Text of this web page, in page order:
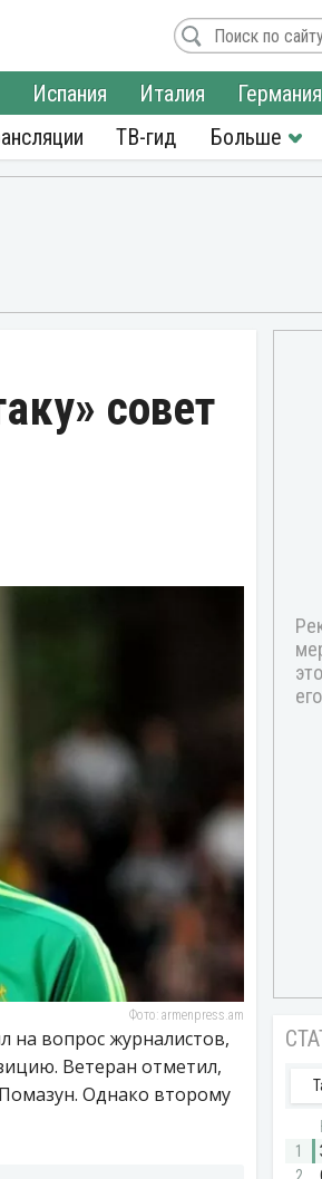
Испания Италия Германия
ТВ-гид
совет
Фото: armenpress.am
на вопрос журналистов,
Ветеран отметил,
Однако второму